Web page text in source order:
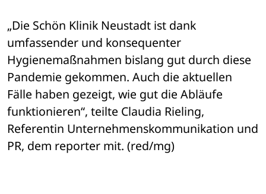
„Die Schön Klinik Neustadt ist dank
umfassender und konsequenter
Hygienemaßnahmen bislang gut durch diese
Pandemie gekommen. Auch die aktuellen
Fälle haben gezeigt, wie gut die Abläufe
funktionieren“, teilte Claudia Rieling,
Referentin Unternehmenskommunikation und
PR, dem reporter mit. (red/mg)